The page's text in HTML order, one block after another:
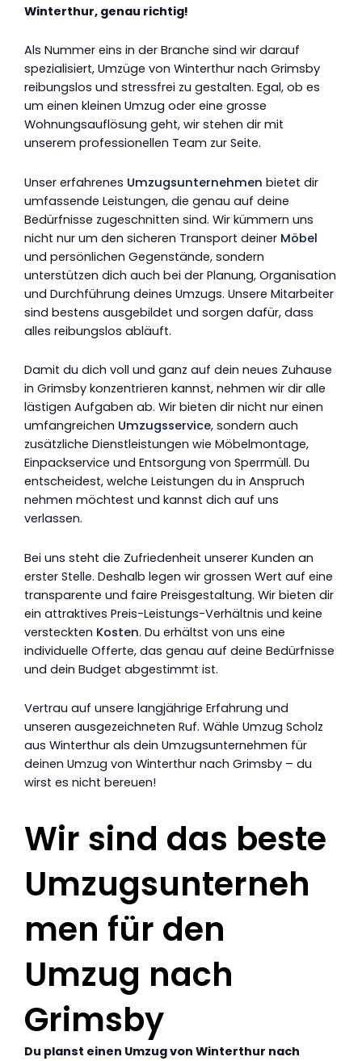
Winterthur, genau richtig!
Als Nummer eins in der Branche sind wir darauf
spezialisiert, Umzüge von Winterthur nach Grimsby
reibungslos und stressfrei zu gestalten. Egal, ob es
um einen kleinen Umzug oder eine grosse
Wohnungsauflösung geht, wir stehen dir mit
unserem professionellen Team zur Seite.
Unser erfahrenes Umzugsunternehmen bietet dir
umfassende Leistungen, die genau auf deine
Bedürfnisse zugeschnitten sind. Wir kümmern uns
nicht nur um den sicheren Transport deiner Möbel
und persönlichen Gegenstände, sondern
unterstützen dich auch bei der Planung, Organisation
und Durchführung deines Umzugs. Unsere Mitarbeiter
sind bestens ausgebildet und sorgen dafür, dass
alles reibungslos abläuft.
Damit du dich voll und ganz auf dein neues Zuhause
in Grimsby konzentrieren kannst, nehmen wir dir alle
lästigen Aufgaben ab. Wir bieten dir nicht nur einen
umfangreichen Umzugsservice, sondern auch
zusätzliche Dienstleistungen wie Möbelmontage,
Einpackservice und Entsorgung von Sperrmüll. Du
entscheidest, welche Leistungen du in Anspruch
nehmen möchtest und kannst dich auf uns
verlassen.
Bei uns steht die Zufriedenheit unserer Kunden an
erster Stelle. Deshalb legen wir grossen Wert auf eine
transparente und faire Preisgestaltung. Wir bieten dir
ein attraktives Preis-Leistungs-Verhältnis und keine
versteckten Kosten. Du erhältst von uns eine
individuelle Offerte, das genau auf deine Bedürfnisse
und dein Budget abgestimmt ist.
Vertrau auf unsere langjährige Erfahrung und
unseren ausgezeichneten Ruf. Wähle Umzug Scholz
aus Winterthur als dein Umzugsunternehmen für
deinen Umzug von Winterthur nach Grimsby – du
wirst es nicht bereuen!
Wir sind das beste
Umzugsunterneh
men für den
Umzug nach
Grimsby
Du planst einen Umzug von Winterthur nach